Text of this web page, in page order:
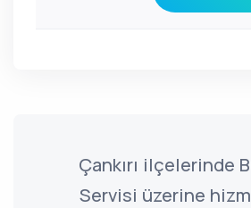
Çankırı ilçelerinde
Servisi üzerine